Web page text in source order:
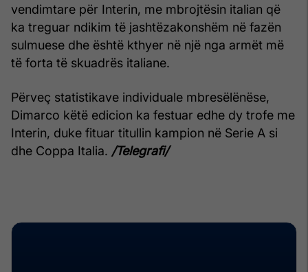
vendimtare për Interin, me mbrojtësin italian që
ka treguar ndikim të jashtëzakonshëm në fazën
sulmuese dhe është kthyer në një nga armët më
të forta të skuadrës italiane.
Përveç statistikave individuale mbresëlënëse,
Dimarco këtë edicion ka festuar edhe dy trofe me
Interin, duke fituar titullin kampion në Serie A si
dhe Coppa Italia. /Telegrafi/